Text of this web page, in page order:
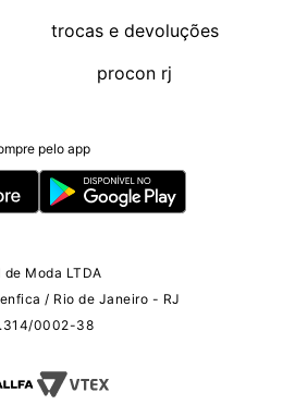
trocas e devoluções
procon rj
pelo app
Moda LTDA
/ Rio de Janeiro - RJ
0002-38